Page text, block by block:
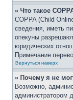
» Что такое
COPPA (Child
сведения, иметь
опекуны
юридических
Примечание
Вернуться наверх
» Почему я не
Возможно,
администратором